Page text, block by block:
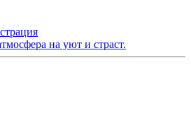
на уют и страст.